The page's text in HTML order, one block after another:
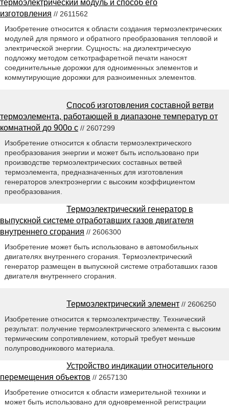
термоэлектрический модуль и способ его
изготовления // 2611562
Изобретение относится к области создания термоэлектрических
модулей для прямого и обратного преобразования тепловой и
электрической энергии. Сущность: на диэлектрическую
подложку методом сеткотрафаретной печати наносят
соединительные дорожки для одноименных элементов и
коммутирующие дорожки для разноименных элементов.
Способ изготовления составной ветви
термоэлемента, работающей в диапазоне температур от
комнатной до 900o c // 2607299
Изобретение относится к области термоэлектрического
преобразования энергии и может быть использовано при
производстве термоэлектрических составных ветвей
термоэлемента, предназначенных для изготовления
генераторов электроэнергии с высоким коэффициентом
преобразования.
Термоэлектрический генератор в
выпускной системе отработавших газов двигателя
внутреннего сгорания // 2606300
Изобретение может быть использовано в автомобильных
двигателях внутреннего сгорания. Термоэлектрический
генератор размещен в выпускной системе отработавших газов
двигателя внутреннего сгорания.
Термоэлектрический элемент // 2606250
Изобретение относится к термоэлектричеству. Технический
результат: получение термоэлектрического элемента с высоким
термическим сопротивлением, который требует меньше
полупроводникового материала.
Устройство индикации относительного
перемещения объектов // 2657130
Изобретение относится к области измерительной техники и
может быть использовано для одновременной регистрации